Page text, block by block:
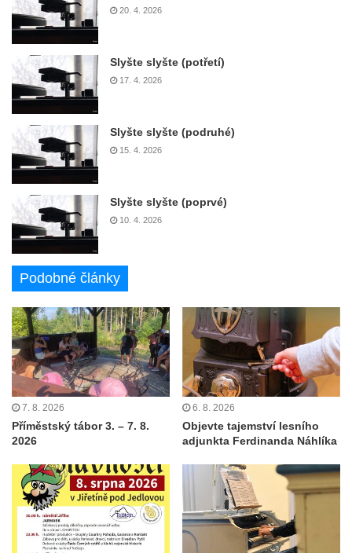
20. 4. 2026
Slyšte slyšte (potřetí)
17. 4. 2026
Slyšte slyšte (podruhé)
15. 4. 2026
Slyšte slyšte (poprvé)
10. 4. 2026
Podobné články
7. 8. 2026
Příměstský tábor 3. – 7. 8.
2026
6. 8. 2026
Objevte tajemství lesního
adjunkta Ferdinanda Náhlíka